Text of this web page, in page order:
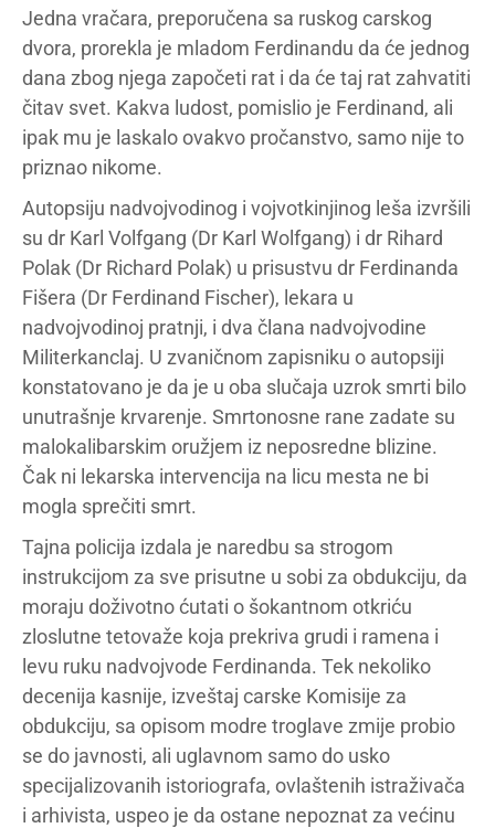
Jedna vračara, preporučena sa ruskog carskog
dvora, prorekla je mladom Ferdinandu da će jednog
dana zbog njega započeti rat i da će taj rat zahvatiti
čitav svet. Kakva ludost, pomislio je Ferdinand, ali
ipak mu je laskalo ovakvo pročanstvo, samo nije to
priznao nikome.
Autopsiju nadvojvodinog i vojvotkinjinog leša izvršili
su dr Karl Volfgang (Dr Karl Wolfgang) i dr Rihard
Polak (Dr Richard Polak) u prisustvu dr Ferdinanda
Fišera (Dr Ferdinand Fischer), lekara u
nadvojvodinoj pratnji, i dva člana nadvojvodine
Militerkanclaj. U zvaničnom zapisniku o autopsiji
konstatovano je da je u oba slučaja uzrok smrti bilo
unutrašnje krvarenje. Smrtonosne rane zadate su
malokalibarskim oružjem iz neposredne blizine.
Čak ni lekarska intervencija na licu mesta ne bi
mogla sprečiti smrt.
Tajna policija izdala je naredbu sa strogom
instrukcijom za sve prisutne u sobi za obdukciju, da
moraju doživotno ćutati o šokantnom otkriću
zloslutne tetovaže koja prekriva grudi i ramena i
levu ruku nadvojvode Ferdinanda. Tek nekoliko
decenija kasnije, izveštaj carske Komisije za
obdukciju, sa opisom modre troglave zmije probio
se do javnosti, ali uglavnom samo do usko
specijalizovanih istoriografa, ovlaštenih istraživača
i arhivista, uspeo je da ostane nepoznat za većinu